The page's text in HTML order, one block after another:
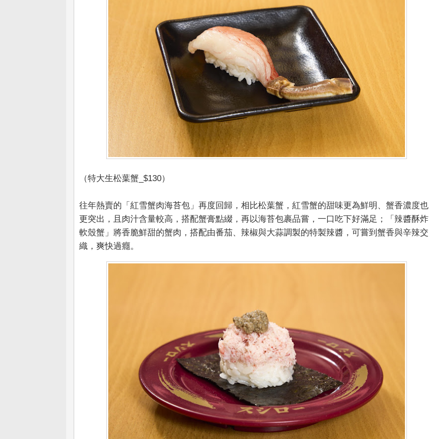
（特大生松葉蟹_$130）
往年熱賣的「紅雪蟹肉海苔包」再度回歸，相比松葉蟹，紅雪蟹的甜味更為鮮明、蟹香濃度也
更突出，且肉汁含量較高，搭配蟹膏點綴，再以海苔包裹品嘗，一口吃下好滿足；「辣醬酥炸
軟殼蟹」將香脆鮮甜的蟹肉，搭配由番茄、辣椒與大蒜調製的特製辣醬，可嘗到蟹香與辛辣交
織，爽快過癮。